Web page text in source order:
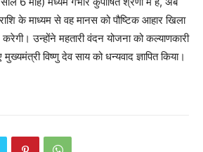
के माध्यम से वह मानस को पौष्टिक आहार खिला
उन्होंने महतारी वंदन योजना को कल्याणकारी
विष्णु देव साय को धन्यवाद ज्ञापित किया।